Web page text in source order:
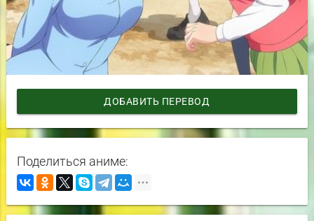
ДОБАВИТЬ ПЕРЕВОД
Поделиться аниме: